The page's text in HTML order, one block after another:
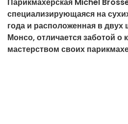
Парикмахерская Michel
специализирующаяся на
года и расположенная в двух
Монсо, отличается заботой о
мастерством своих